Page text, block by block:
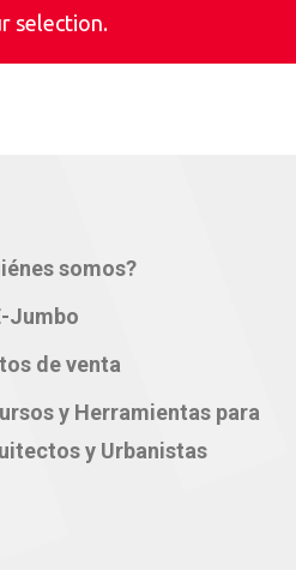
selection.
somos?
Jumbo
de venta
y Herramientas para
y Urbanistas